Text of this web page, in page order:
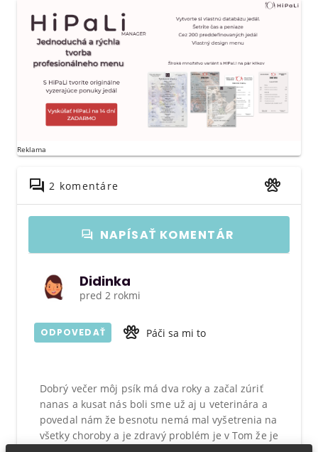
Reklama
2 komentáre
NAPÍSAŤ KOMENTÁR
Didinka
pred 2 rokmi
ODPOVEDAŤ Páči sa mi to
Dobrý večer môj psík má dva roky a začal zúriť
nanas a kusat nás boli sme už aj u veterinára a
povedal nám že besnotu nemá mal vyšetrenia na
všetky choroby a je zdravý problém je v Tom že je